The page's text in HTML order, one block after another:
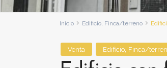
Inicio Edificio, Finca/terreno
Venta Edificio Finca/